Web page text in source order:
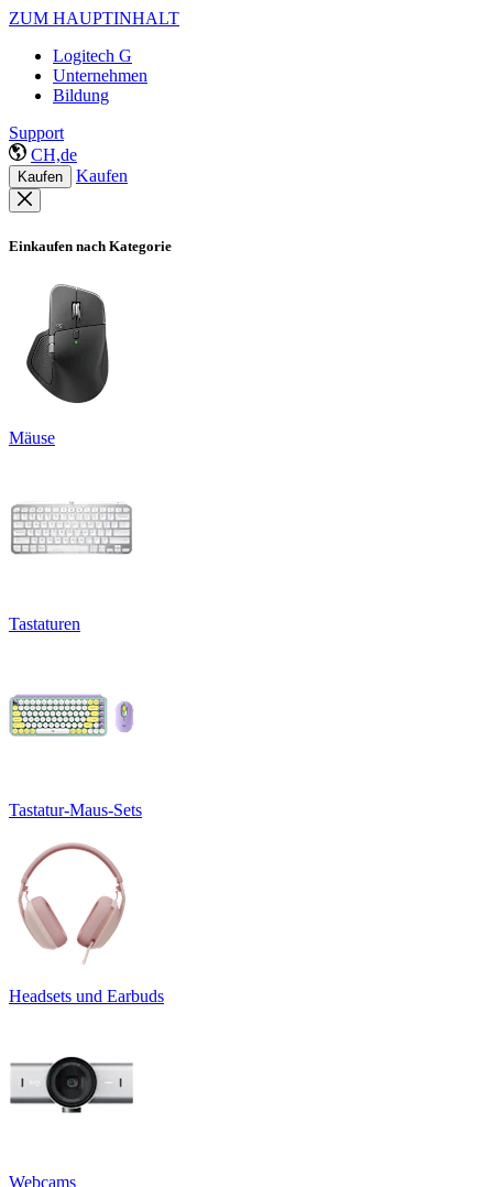
ZUM HAUPTINHALT
Logitech G
Unternehmen
Bildung
Support
CH,de
Kaufen Kaufen
Einkaufen nach Kategorie
Mäuse
Tastaturen
Tastatur-Maus-Sets
Headsets und Earbuds
Webcams